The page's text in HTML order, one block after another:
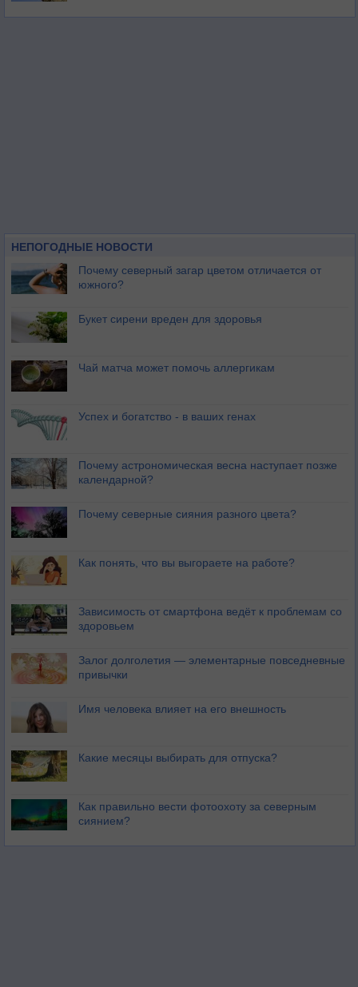
НЕПОГОДНЫЕ НОВОСТИ
Почему северный загар цветом отличается от
южного?
Букет сирени вреден для здоровья
Чай матча может помочь аллергикам
Успех и богатство - в ваших генах
Почему астрономическая весна наступает позже
календарной?
Почему северные сияния разного цвета?
Как понять, что вы выгораете на работе?
Зависимость от смартфона ведёт к проблемам со
здоровьем
Залог долголетия — элементарные повседневные
привычки
Имя человека влияет на его внешность
Какие месяцы выбирать для отпуска?
Как правильно вести фотоохоту за северным
сиянием?